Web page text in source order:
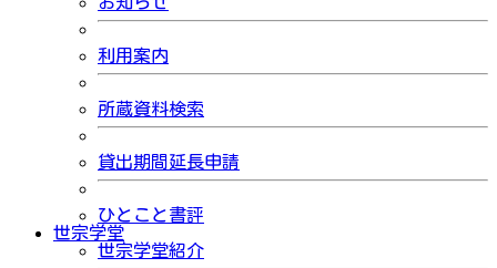
利用案内
所蔵資料検索
貸出期間延長申請
ひとこと書評
世宗学堂
世宗学堂紹介